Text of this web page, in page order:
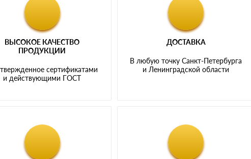
ВЫСОКОЕ КАЧЕСТВО
ПРОДУКЦИИ
сертификатами
и действующими ГОСТ
ДОСТАВКА
В любую точку Санкт-Петербурга
и Ленинградской области